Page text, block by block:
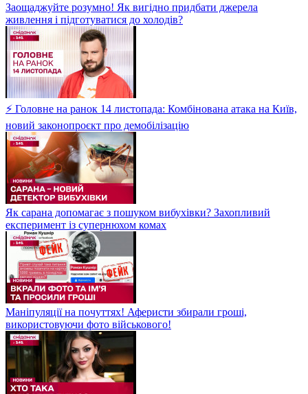
Заощаджуйте розумно! Як вигідно придбати джерела
живлення і підготуватися до холодів?
⚡ Головне на ранок 14 листопада: Комбінована атака на Київ,
новий законопроєкт про демобілізацію
Як сарана допомагає з пошуком вибухівки? Захопливий
експеримент із супернюхом комах
Маніпуляції на почуттях! Аферисти збирали гроші,
використовуючи фото військового!